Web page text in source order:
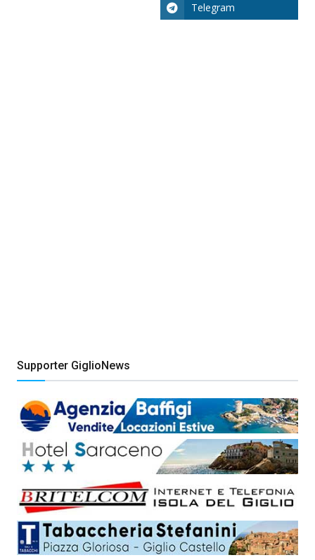
Telegram
Supporter GiglioNews